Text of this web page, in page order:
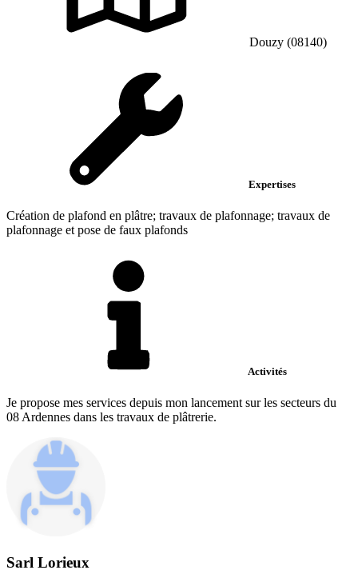
Douzy (08140)
Expertises
Création de plafond en plâtre; travaux de plafonnage; travaux de
plafonnage et pose de faux plafonds
Activités
Je propose mes services depuis mon lancement sur les secteurs du
08 Ardennes dans les travaux de plâtrerie.
Sarl Lorieux